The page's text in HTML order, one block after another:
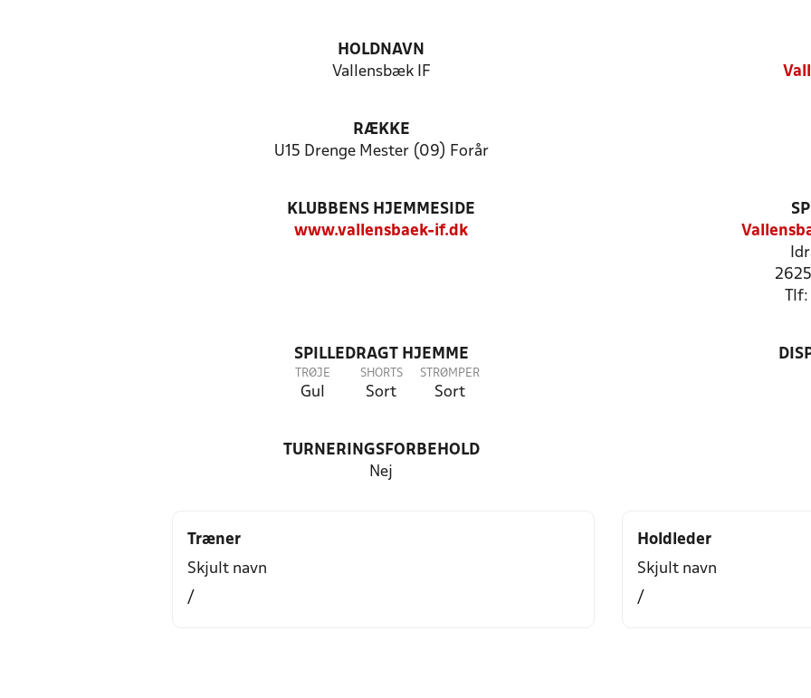
HOLDNAVN
Vallensbæk IF
RÆKKE
U15 Drenge Mester (09) Forår
KLUBBENS HJEMMESIDE
www.vallensbaek-if.dk
SPILLEDRAGT HJEMME
TRØJE
Gul
SHORTS
Sort
STRØMPER
Sort
TURNERINGSFORBEHOLD
Nej
Træner
Skjult navn
/
Holdleder
Skjult navn
/